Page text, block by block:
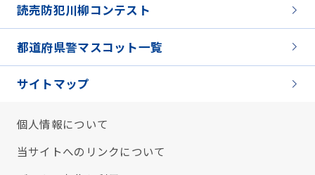
読売防犯川柳コンテスト
都道府県警マスコット一覧
サイトマップ
個人情報について
当サイトへのリンクについて